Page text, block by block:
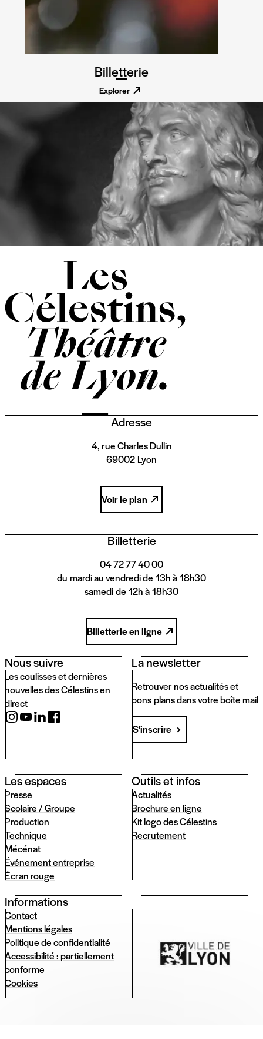
Billetterie
Explorer
Adresse
4, rue Charles Dullin
69002 Lyon
Voir le plan
Billetterie
04 72 77 40 00
du mardi au vendredi de 13h à 18h30
samedi de 12h à 18h30
Billetterie en ligne
Nous suivre
Les coulisses et dernières
nouvelles des Célestins en
direct
La newsletter
Retrouver nos actualités et
bons plans dans votre boîte mail
S'inscrire
Les espaces
Presse
Scolaire / Groupe
Production
Technique
Mécénat
Événement entreprise
Écran rouge
Outils et infos
Actualités
Brochure en ligne
Kit logo des Célestins
Recrutement
Informations
Contact
Mentions légales
Politique de confidentialité
Accessibilité : partiellement
conforme
Cookies